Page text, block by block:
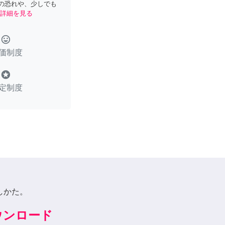
恐れや、少しでも
詳細を見る
tag_faces
制度
stars
制度
た。
ロード